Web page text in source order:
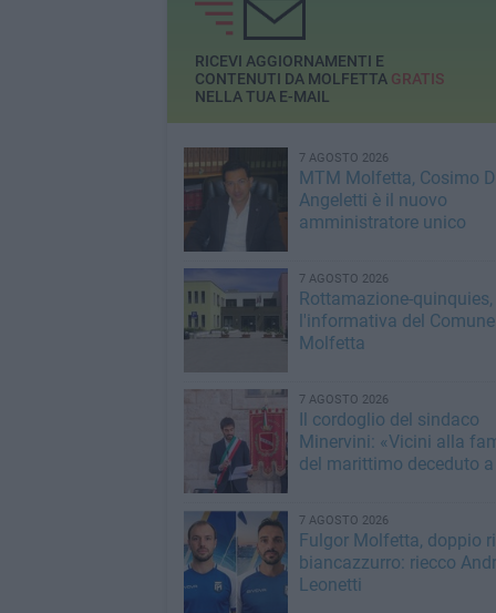
RICEVI AGGIORNAMENTI E
CONTENUTI DA MOLFETTA GRATIS
NELLA TUA E-MAIL
7 AGOSTO 2026
MTM Molfetta, Cosimo
Angeletti è il nuovo
amministratore unico
7 AGOSTO 2026
Rottamazione-quinquies,
l'informativa del
Molfetta
7 AGOSTO 2026
Il cordoglio del sindaco
Minervini: «Vicini alla
del marittimo deceduto a
7 AGOSTO 2026
Fulgor Molfetta, doppio
biancazzurro: riecco
Leonetti